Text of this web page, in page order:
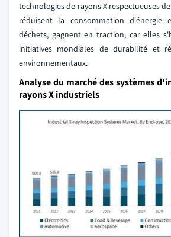
technologies de rayons X respectueuses
réduisent la consommation
déchets, gagnent en traction, car elles
initiatives mondiales de durabilité et
environnementaux.
Analyse du marché des systèmes
rayons X industriels